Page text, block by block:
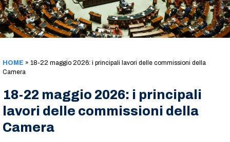
HOME » 18-22 maggio 2026: i principali lavori delle commissioni della
Camera
18-22 maggio 2026: i principali
lavori delle commissioni della
Camera